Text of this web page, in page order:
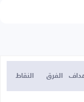
الفرق النقاط